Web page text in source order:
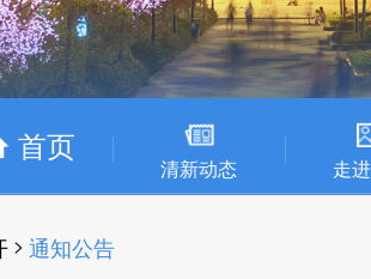
首页
清新动态 走
> 通知公告